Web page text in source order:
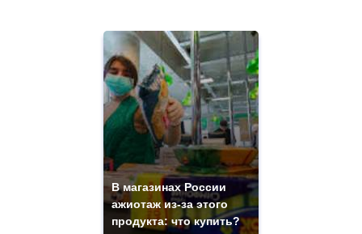
В магазинах России
ажиотаж из-за этого
продукта: что купить?